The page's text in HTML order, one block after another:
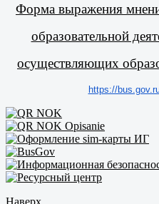
Форма выражения
образовательной
осуществляющих
https://
Наверх